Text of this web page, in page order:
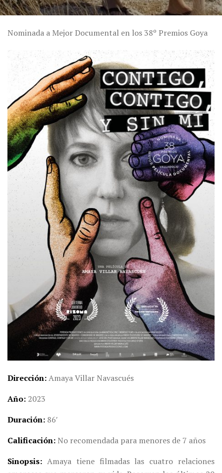
Nominada a Mejor Documental en los 38º Premios Goya
Dirección Amaya Villar Navascués
Año 2023
Duración 86′
Calificación No recomendada para menores de 7 años
Sinopsis
Amaya tiene filmadas las cuatro relaciones